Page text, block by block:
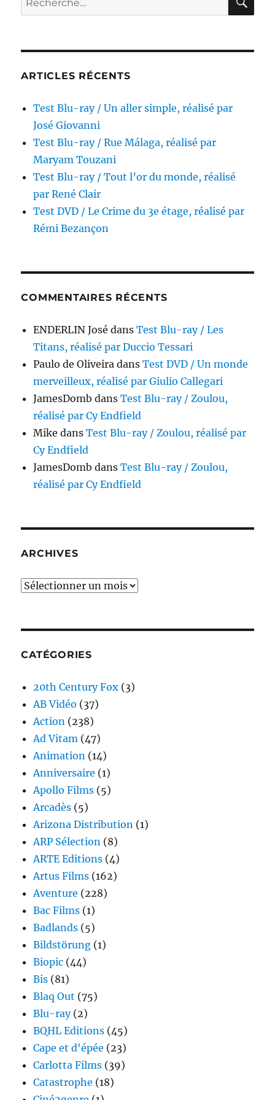
réalisé
par
pour :
ARTICLES RÉCENTS
Test Blu-ray / Un aller simple, réalisé par
José Giovanni
Test Blu-ray / Rue Málaga, réalisé par
Maryam Touzani
Test Blu-ray / Tout l’or du monde, réalisé
par René Clair
Test DVD / Le Crime du 3e étage, réalisé par
Rémi Bezançon
COMMENTAIRES RÉCENTS
ENDERLIN José dansTest Blu-ray / Les
Titans, réalisé par Duccio Tessari
Paulo de Oliveira dansTest DVD / Un monde
merveilleux, réalisé par Giulio Callegari
JamesDomb dansTest Blu-ray / Zoulou,
réalisé par Cy Endfield
Mike dansTest Blu-ray / Zoulou, réalisé par
Cy Endfield
JamesDomb dansTest Blu-ray / Zoulou,
réalisé par Cy Endfield
ARCHIVES
Archives
CATÉGORIES
20th Century Fox (3)
AB Vidéo (37)
Action (238)
Ad Vitam (47)
Animation (14)
Anniversaire (1)
Apollo Films (5)
Arcadès (5)
Arizona Distribution (1)
ARP Sélection (8)
ARTE Editions (4)
Artus Films (162)
Aventure (228)
Bac Films (1)
Badlands (5)
Bildstörung (1)
Biopic (44)
Bis (81)
Blaq Out (75)
Blu-ray(2)
BQHL Editions (45)
Cape et d'épée (23)
Carlotta Films (39)
Catastrophe (18)